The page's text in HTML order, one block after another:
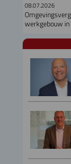
08.07.2026
werkgebouw